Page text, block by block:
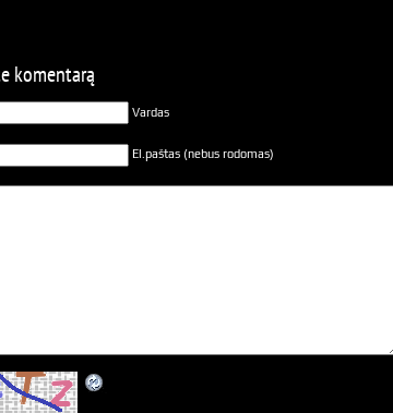
komentarą
Vardas
El.paštas (nebus rodomas)